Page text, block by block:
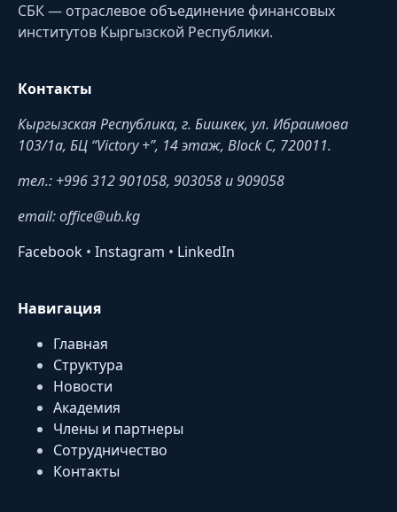
СБК — отраслевое объединение финансовых
институтов Кыргызской Республики.
Контакты
Кыргызская Республика, г. Бишкек, ул. Ибраимова
103/1a, БЦ “Victory +”, 14 этаж, Block C, 720011.
тел.: +996 312 901058, 903058 и 909058
email: office@ub.kg
Facebook • Instagram • LinkedIn
Навигация
Главная
Структура
Новости
Академия
Члены и партнеры
Сотрудничество
Контакты